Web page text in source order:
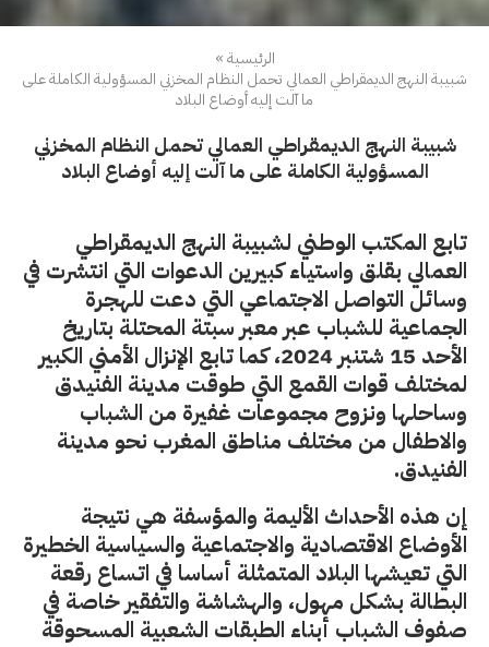
الرئيسية»
شبيبة النهج الديمقراطي العمالي تحمل النظام المخزني المسؤولية الكاملة على
ما آلت إليه أوضاع البلاد
شبيبة النهج الديمقراطي العمالي تحمل النظام المخزني
المسؤولية الكاملة على ما آلت إليه أوضاع البلاد
تابع المكتب الوطني لشبيبة النهج الديمقراطي
العمالي بقلق واستياء كبيرين الدعوات التي انتشرت في
وسائل التواصل الاجتماعي التي دعت للهجرة
الجماعية للشباب عبر معبر سبتة المحتلة بتاريخ
الأحد 15 شتنبر 2024، كما تابع الإنزال الأمني الكبير
لمختلف قوات القمع التي طوقت مدينة الفنيدق
وساحلها ونزوح مجموعات غفيرة من الشباب
والاطفال من مختلف مناطق المغرب نحو مدينة
الفنيدق.
إن هذه الأحداث الأليمة والمؤسفة هي نتيجة
الأوضاع الاقتصادية والاجتماعية والسياسية الخطيرة
التي تعيشها البلاد المتمثلة أساسا في اتساع رقعة
البطالة بشكل مهول، والهشاشة والتفقير خاصة في
صفوف الشباب أبناء الطبقات الشعبية المسحوقة